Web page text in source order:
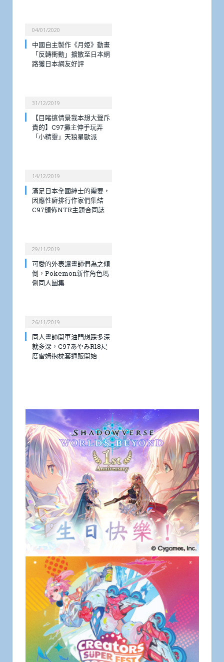
04/01/2020
中國自主製作《月姫》動畫
「反轉衝動」擴散至日本網
路獲日本網友好評
31/12/2019
【目睹這情景我本想大聲斥
責的】C97攤主伸手玩弄
「小精靈」天狼星歐派
14/12/2019
滿足日本全國紳士的需要，
因應性癖排行作家們集結
C97頒佈NTR主題合同誌
29/11/2019
可愛的外表讓畫師們為之傾
倒，Pokemon新作角色瑪
俐同人圖集
26/11/2019
同人畫師開車油門想踩多深
就多深，C97あやみR18尺
度雷姆抱枕套通販開始